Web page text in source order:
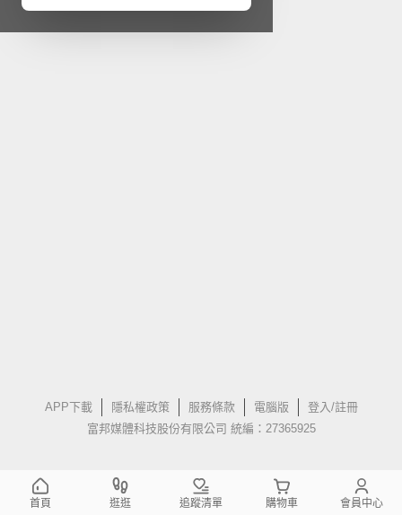
APP下載 隱私權政策 服務條款 電腦版
登入/註冊
富邦媒體科技股份有限公司 統編：27365925
首頁 逛逛 追蹤清單 購物車 會員中心